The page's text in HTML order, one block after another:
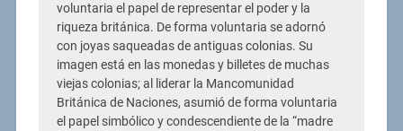
voluntaria el papel de representar el poder y la
riqueza británica. De forma voluntaria se adornó
con joyas saqueadas de antiguas colonias. Su
imagen está en las monedas y billetes de muchas
viejas colonias; al liderar la Mancomunidad
Británica de Naciones, asumió de forma voluntaria
el papel simbólico y condescendiente de la “madre